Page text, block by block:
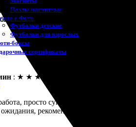
Пазлы магнитные
с Фото
Футболки детские
Футболки для взрослых
боксы
сертификаты
печать календарей и осталась в
у меня. Качество на высоте -
: ★ ★ ★
просто супер! Сделал заказ на
рекомендую всем!